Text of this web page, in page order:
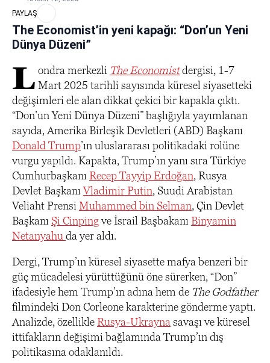
PAYLAŞ
The Economist’in yeni kapağı: “Don’un Yeni
Dünya Düzeni”
L ondra merkezli The Economistdergisi, 1-7
Mart 2025 tarihli sayısında küresel siyasetteki
değişimleri ele alan dikkat çekici bir kapakla çıktı.
“Don’un Yeni Dünya Düzeni” başlığıyla yayımlanan
sayıda, Amerika Birleşik Devletleri (ABD) Başkanı
Donald Trump’ın uluslararası politikadaki rolüne
vurgu yapıldı. Kapakta, Trump’ın yanı sıra Türkiye
Cumhurbaşkanı Recep Tayyip Erdoğan, Rusya
Devlet BaşkanıVladimir Putin, Suudi Arabistan
Veliaht PrensiMuhammed bin Selman, Çin Devlet
Başkanı Şi Cinpingve İsrail Başbakanı Binyamin
Netanyahuda yer aldı.
Dergi, Trump’ın küresel siyasette mafya benzeri bir
güç mücadelesi yürüttüğünü öne sürerken, “Don”
ifadesiyle hem Trump’ın adına hem de The Godfather
filmindeki Don Corleone karakterine gönderme yaptı.
Analizde, özellikle Rusya-Ukraynasavaşı ve küresel
ittifakların değişimi bağlamında Trump’ın dış
politikasına odaklanıldı.